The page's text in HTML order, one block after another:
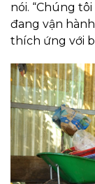
nói. “Chúng
đang vận
thích ứng với